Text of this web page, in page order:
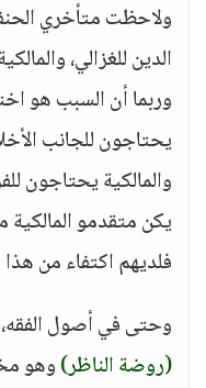
ولاحظت متأخري
الدين للغزالي،
وربما أن السبب هو
يحتاجون للجانب
والمالكية يحتاجون
يكن متقدمو المالكية
فلديهم اكتفاء من
وحتى في أصول الفقه،
(روضة الناظر)وهو